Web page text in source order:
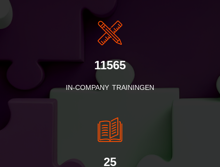
11565
IN-COMPANY TRAININGEN
25